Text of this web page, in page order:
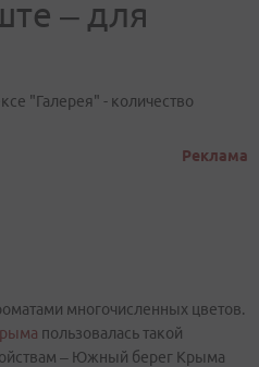
– для
"Галерея" - количество
Реклама
многочисленных цветов.
пользовалась такой
– Южный берег Крыма